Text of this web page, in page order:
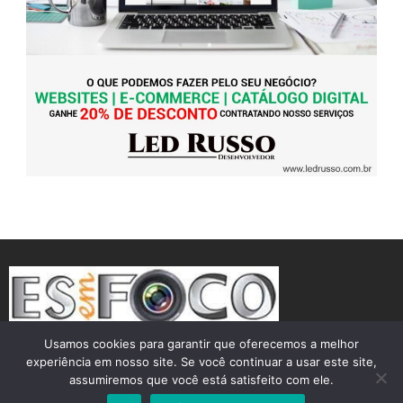
Usamos cookies para garantir que oferecemos a melhor
experiência em nosso site. Se você continuar a usar este site,
assumiremos que você está satisfeito com ele.